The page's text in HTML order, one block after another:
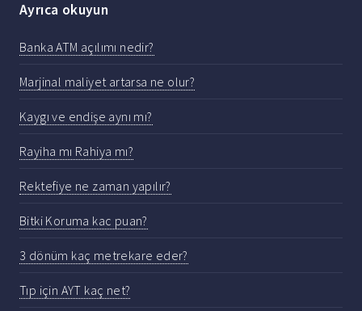
Ayrıca okuyun
Banka ATM açılımı nedir?
Marjinal maliyet artarsa ne olur?
Kaygı ve endişe aynı mı?
Rayiha mı Rahiya mı?
Rektefiye ne zaman yapılır?
Bitki Koruma kac puan?
3 dönüm kaç metrekare eder?
Tıp için AYT kaç net?